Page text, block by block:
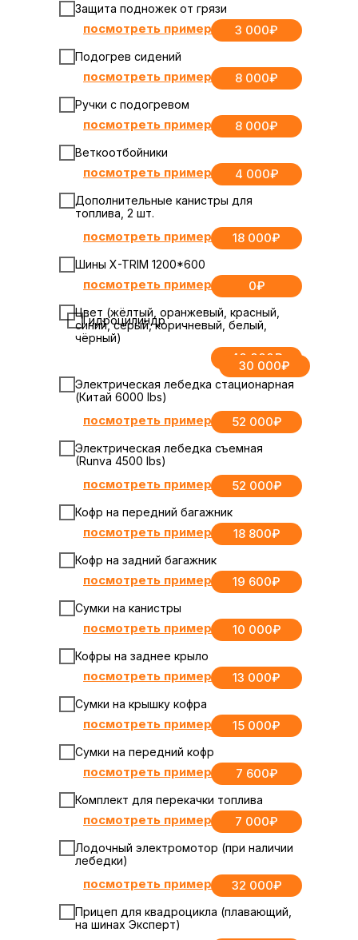
Комплект для перекачки топлива
Сумки на передний кофр
Сумки на крышку кофра
Кофры на заднее крыло
Сумки на канистры
Кофр на задний багажник
Кофр на передний багажник
18 800₽
посмотреть пример
19 600₽
посмотреть пример
10 000₽
посмотреть пример
13 000₽
посмотреть пример
Прицеп для квадроцикла (плавающий,
на шинах Эксперт)
15 000₽
посмотреть пример
7 600₽
посмотреть пример
7 000₽
посмотреть пример
Дополнительные канистры для
топлива, 2 шт.
18 000₽
посмотреть пример
Шины X-TRIM 1200*600
0₽
посмотреть пример
Защита подножек от грязи
Цвет (жёлтый, оранжевый, красный,
синий, серый, коричневый, белый,
чёрный)
Гидроцилиндр
40 000₽
30 000₽
3 000₽
посмотреть пример
Подогрев сидений
Ручки с подогревом
Веткоотбойники
8 000₽
посмотреть пример
8 000₽
посмотреть пример
4 000₽
посмотреть пример
Лодочный электромотор (при наличии
лебедки)
32 000₽
посмотреть пример
Электрическая лебедка стационарная
(Китай 6000 lbs)
Электрическая лебедка съемная
(Runva 4500 lbs)
52 000₽
посмотреть пример
52 000₽
посмотреть пример